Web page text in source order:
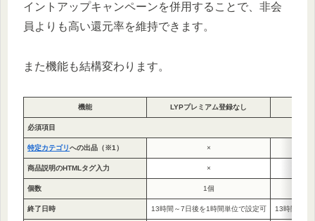
イントアップキャンペーンを併用することで、非会
員よりも高い還元率を維持できます。
また機能も結構変わります。
機能 LYPプレミアム登録なし
必須項目
特定カテゴリへの出品（※1） ×
商品説明のHTMLタグ入力 ×
個数 1個
終了日時 13時間～7日後を1時間単位で設定可 13時間～7